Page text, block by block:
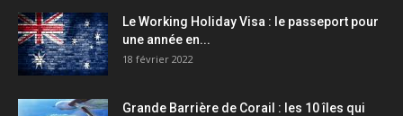
Le Working Holiday Visa : le passeport pour
une année en...
18 février 2022
Grande Barrière de Corail : les 10 îles qui